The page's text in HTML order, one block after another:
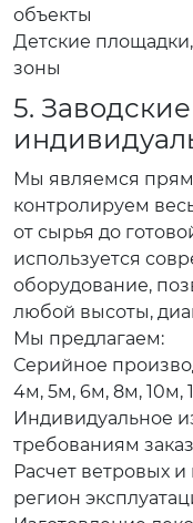
объекты
Детские
зоны
5.
Мы являемся
контролируем
от сырья до
используется
оборудование,
любой высоты,
Мы предлагаем:
Серийное
4м, 5м, 6м, 8м, 10м,
Индивидуальное
требованиям
Расчет ветровых
регион